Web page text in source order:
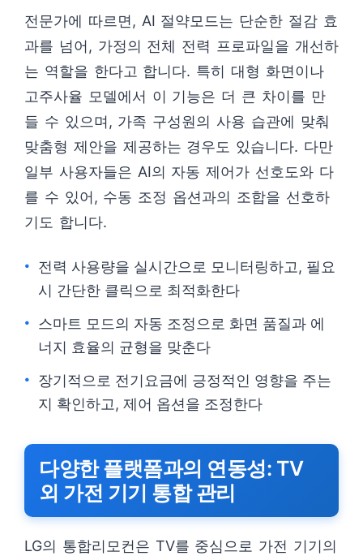
전문가에 따르면, AI 절약모드는 단순한 절감 효
과를 넘어, 가정의 전체 전력 프로파일을 개선하
는 역할을 한다고 합니다. 특히 대형 화면이나
고주사율 모델에서 이 기능은 더 큰 차이를 만
들 수 있으며, 가족 구성원의 사용 습관에 맞춰
맞춤형 제안을 제공하는 경우도 있습니다. 다만
일부 사용자들은 AI의 자동 제어가 선호도와 다
를 수 있어, 수동 조정 옵션과의 조합을 선호하
기도 합니다.
전력 사용량을 실시간으로 모니터링하고, 필요
시 간단한 클릭으로 최적화한다
스마트 모드의 자동 조정으로 화면 품질과 에
너지 효율의 균형을 맞춘다
장기적으로 전기요금에 긍정적인 영향을 주는
지 확인하고, 제어 옵션을 조정한다
다양한 플랫폼과의 연동성: TV
외 가전 기기 통합 관리
LG의 통합리모컨은 TV를 중심으로 가전 기기의